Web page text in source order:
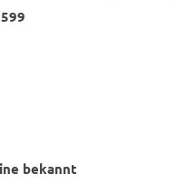
bekannt